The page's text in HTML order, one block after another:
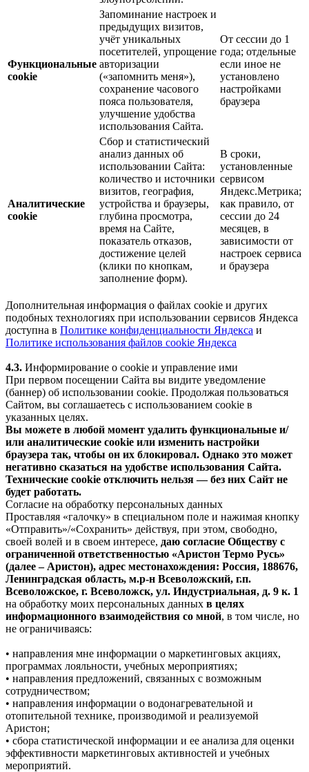
Функциональные
cookie
Запоминание настроек и
предыдущих визитов,
учёт уникальных
посетителей, упрощение
авторизации
(«запомнить меня»),
сохранение часового
пояса пользователя,
улучшение удобства
использования Сайта.
От сессии до 1
года; отдельные
если иное не
установлено
настройками
браузера
Аналитические
cookie
Сбор и статистический
анализ данных об
использовании Сайта:
количество и источники
визитов, география,
устройства и браузеры,
глубина просмотра,
время на Сайте,
показатель отказов,
достижение целей
(клики по кнопкам,
заполнение форм).
В сроки,
установленные
сервисом
Яндекс.Метрика;
как правило, от
сессии до 24
месяцев, в
зависимости от
настроек сервиса
и браузера
Дополнительная информация о файлах cookie и других
подобных технологиях при использовании сервисов Яндекса
доступна в Политике конфиденциальности Яндекса и
Политике использования файлов cookie Яндекса
4.3. Информирование о cookie и управление ими
При первом посещении Сайта вы видите уведомление
(баннер) об использовании cookie. Продолжая пользоваться
Сайтом, вы соглашаетесь с использованием cookie в
указанных целях.
Вы можете в любой момент удалить функциональные и/
или аналитические cookie или изменить настройки
браузера так, чтобы он их блокировал. Однако это может
негативно сказаться на удобстве использования Сайта.
Технические cookie отключить нельзя — без них Сайт не
будет работать.
Согласие на обработку персональных данных
Проставляя «галочку» в специальном поле и нажимая кнопку
«Отправить»/«Сохранить» действуя, при этом, свободно,
своей волей и в своем интересе, даю согласие Обществу с
ограниченной ответственностью «Аристон Термо Русь»
(далее – Аристон), адрес местонахождения: Россия, 188676,
Ленинградская область, м.р-н Всеволожский, г.п.
Всеволожское, г. Всеволожск, ул. Индустриальная, д. 9 к. 1
на обработку моих персональных данных в целях
информационного взаимодействия со мной, в том числе, но
не ограничиваясь:
• направления мне информации о маркетинговых акциях,
программах лояльности, учебных мероприятиях;
• направления предложений, связанных с возможным
сотрудничеством;
• направления информации о водонагревательной и
отопительной технике, производимой и реализуемой
Аристон;
• сбора статистической информации и ее анализа для оценки
эффективности маркетинговых активностей и учебных
мероприятий.